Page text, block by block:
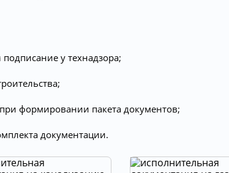
у технадзора;
формировании пакета документов;
документации.